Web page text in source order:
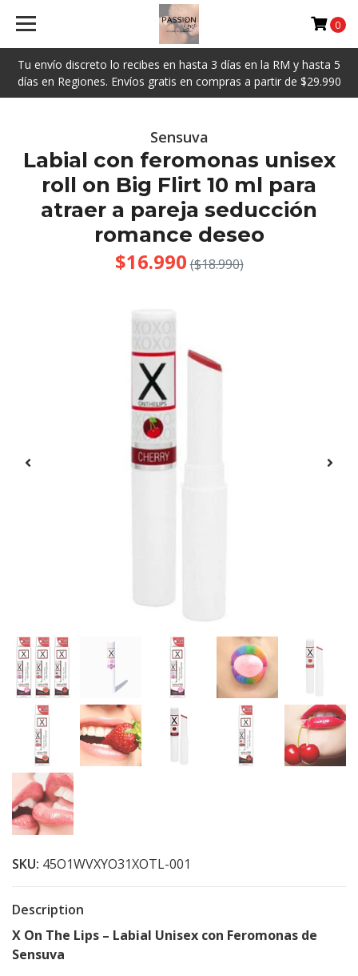
Tu envío discreto lo recibes en hasta 3 días en la RM y hasta 5
días en Regiones. Envíos gratis en compras a partir de $29.990
0
Sensuva
Labial con feromonas unisex
roll on Big Flirt 10 ml para
atraer a pareja seducción
romance deseo
$16.990 ($18.990)
SKU: 45O1WVXYO31XOTL-001
Description
X On The Lips – Labial Unisex con Feromonas de
Sensuva